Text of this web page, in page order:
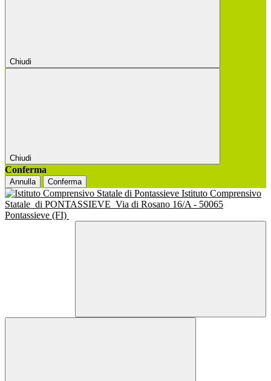
Chiudi
Chiudi
Conferma
Annulla Conferma
Istituto Comprensivo
Statale di PONTASSIEVE Via di Rosano 16/A - 50065
Pontassieve (FI)